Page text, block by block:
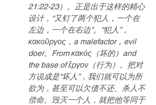
21:22-23）。正是出于这样的精心
设计，“又钉了两个犯人，一个在
左边，一个在右边”。“犯人”，
κακοῦργος，a malefactor，evil
doer。From κακός（坏的）and
the base of ἔργον（行为）。把对
方说成是“坏人”，我们就可以为所
欲为，甚至可以欠债不还、杀人不
偿命。毁灭一个人，就把他等同于